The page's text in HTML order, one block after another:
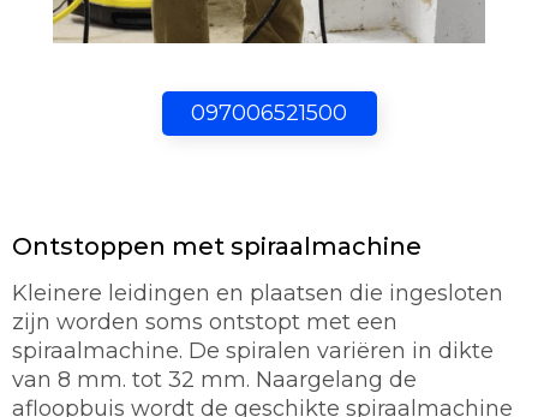
097006521500
Ontstoppen met spiraalmachine
Kleinere leidingen en plaatsen die ingesloten
zijn worden soms ontstopt met een
spiraalmachine. De spiralen variëren in dikte
van 8 mm. tot 32 mm. Naargelang de
afloopbuis wordt de geschikte spiraalmachine